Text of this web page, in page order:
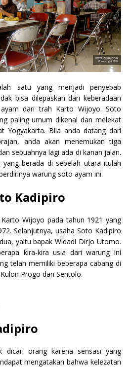
satu yang menjadi penyebab
bisa dilepaskan dari keberadaan
dari trah Karto Wijoyo. Soto
paling umum dikenal dan melekat
Yogyakarta. Bila anda datang dari
anda akan menemukan tiga
sebuahnya lagi ada di kanan jalan.
berada di sebelah utara itulah
warung soto ayam ini.
Kadipiro
Wijoyo pada tahun 1921 yang
Selanjutnya, usaha Soto Kadipiro
yaitu bapak Widadi Dirjo Utomo.
kira-kira usia dari warung ini
telah memiliki beberapa cabang di
Progo dan Sentolo.
dicari orang karena sensasi yang
mengatakan bahwa kelezatan